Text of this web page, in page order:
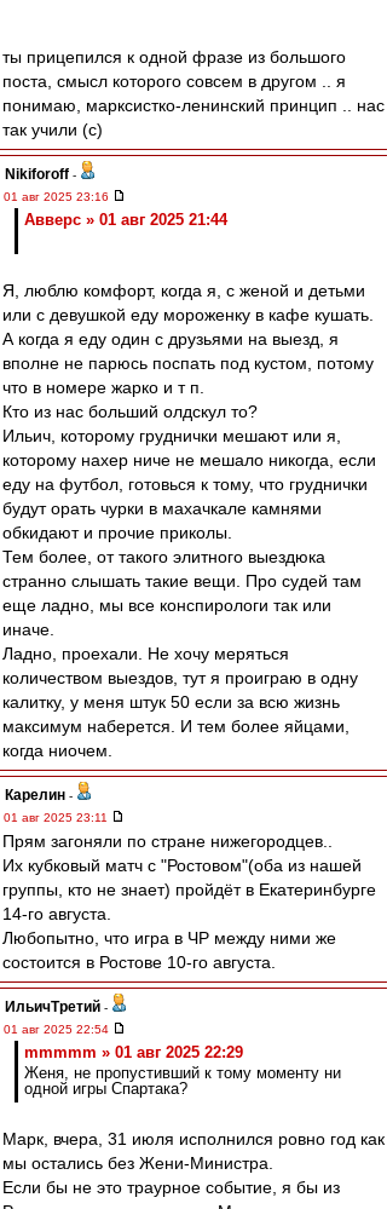
ты прицепился к одной фразе из большого
поста, смысл которого совсем в другом .. я
понимаю, марксистко-ленинский принцип .. нас
так учили (с)
Nikiforoff -
01 авг 2025 23:16
Авверс » 01 авг 2025 21:44
Я, люблю комфорт, когда я, с женой и детьми
или с девушкой еду мороженку в кафе кушать.
А когда я еду один с друзьями на выезд, я
вполне не парюсь поспать под кустом, потому
что в номере жарко и т п.
Кто из нас больший олдскул то?
Ильич, которому груднички мешают или я,
которому нахер ниче не мешало никогда, если
еду на футбол, готовься к тому, что груднички
будут орать чурки в махачкале камнями
обкидают и прочие приколы.
Тем более, от такого элитного выездюка
странно слышать такие вещи. Про судей там
еще ладно, мы все конспирологи так или
иначе.
Ладно, проехали. Не хочу меряться
количеством выездов, тут я проиграю в одну
калитку, у меня штук 50 если за всю жизнь
максимум наберется. И тем более яйцами,
когда ниочем.
Карелин -
01 авг 2025 23:11
Прям загоняли по стране нижегородцев..
Их кубковый матч с "Ростовом"(оба из нашей
группы, кто не знает) пройдёт в Екатеринбурге
14-го августа.
Любопытно, что игра в ЧР между ними же
состоится в Ростове 10-го августа.
ИльичТpeтий -
01 авг 2025 22:54
mmmmm » 01 авг 2025 22:29
Женя, не пропустивший к тому моменту ни
одной игры Спартака?
Марк, вчера, 31 июля исполнился ровно год как
мы остались без Жени-Министра.
Если бы не это траурное событие, я бы из